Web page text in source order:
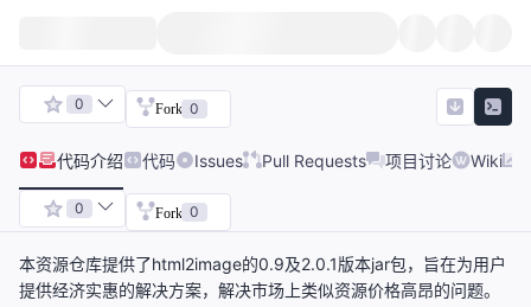
0 Fork 0
代码介绍 代码 Issues Pull Requests 项目讨论 Wiki
0 Fork 0
本资源仓库提供了html2image的0.9及2.0.1版本jar包，旨在为用户
提供经济实惠的解决方案，解决市场上类似资源价格高昂的问题。